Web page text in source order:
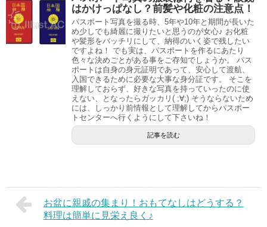
はかけっぱなし？前髪や化粧の注意点！
パスポート写真を撮る時、5年や10年と期間が長いた
め少しでも綺麗に撮りたいと思うのが女心♪ お化粧
や髪形をバッチリにして、納得のいく姿で残したい
ですよね！ でも実は、パスポートを作るにあたり
色々な決めごとがある事をご存知でしょうか。 パス
ポートは自身の身元証明であって、安心して渡航、
入国できるために必要な大事な身分証です。 そこを
理解しておらず、好きな写真を持っていったのに使
えない、となったらガッカリ( ;∀;) そうならないため
には、しっかり前情報として理解してからパスポー
トセンターへ行くようにして下さいね！
記事を読む
お盆に親戚の集まり！おもてなしはどうする？
料理は簡単に見栄え良く♪